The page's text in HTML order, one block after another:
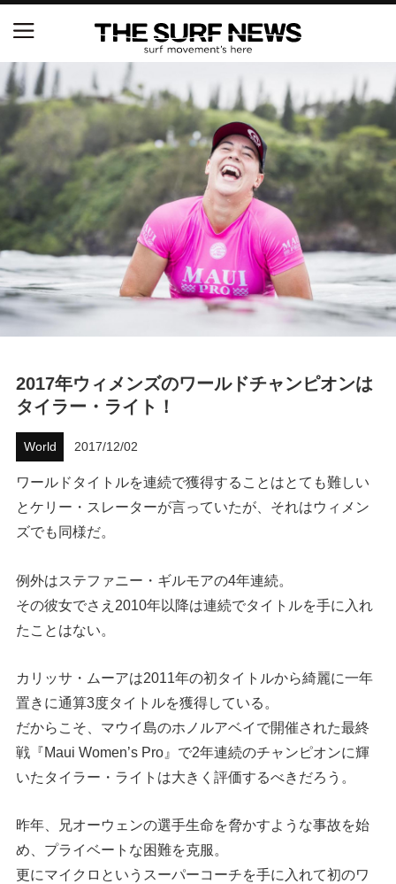
2017年ウィメンズのワールドチャンピオンは
タイラー・ライト！
World 2017/12/02
ワールドタイトルを連続で獲得することはとても難しい
とケリー・スレーターが言っていたが、それはウィメン
ズでも同様だ。
例外はステファニー・ギルモアの4年連続。
その彼女でさえ2010年以降は連続でタイトルを手に入れ
たことはない。
カリッサ・ムーアは2011年の初タイトルから綺麗に一年
置きに通算3度タイトルを獲得している。
だからこそ、マウイ島のホノルアベイで開催された最終
戦『Maui Women’s Pro』で2年連続のチャンピオンに輝
いたタイラー・ライトは大きく評価するべきだろう。
昨年、兄オーウェンの選手生命を脅かすような事故を始
め、プライベートな困難を克服。
更にマイクロというスーパーコーチを手に入れて初のワ
NSAと茅ヶ崎市が包括連携協定を締結 自治体との
協定は全国初、サーフィンを軸に地域活性化へ
【五十嵐カノア独占インタビュー】旧友レオ、ジャ
ックとの豪華プライベートセッション
S.ONE ショート＆ロング開幕戦・現地リポート（高
橋みなと）
ニュース
製品情報
試合
ウェストジャパン
FOLLOW US ON